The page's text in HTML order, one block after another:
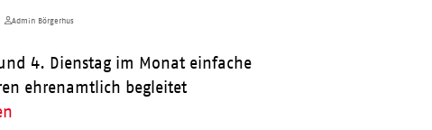
Admin Börgerhus
4. Dienstag im Monat einfache
ehrenamtlich begleitet